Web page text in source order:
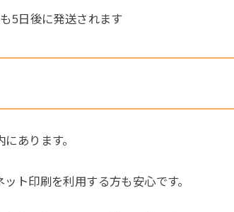
5日後に発送されます
あります。
ト印刷を利用する方も安心です。